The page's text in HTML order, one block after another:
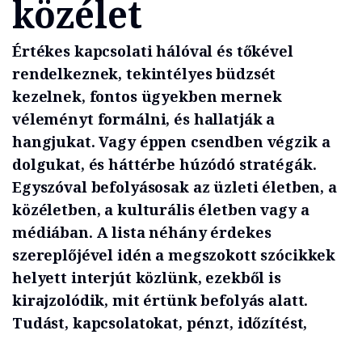
közélet
Értékes kapcsolati hálóval és tőkével
rendelkeznek, tekintélyes büdzsét
kezelnek, fontos ügyekben mernek
véleményt formálni, és hallatják a
hangjukat. Vagy éppen csendben végzik a
dolgukat, és háttérbe húzódó stratégák.
Egyszóval befolyásosak az üzleti életben, a
közéletben, a kulturális életben vagy a
médiában. A lista néhány érdekes
szereplőjével idén a megszokott szócikkek
helyett interjút közlünk, ezekből is
kirajzolódik, mit értünk befolyás alatt.
Tudást, kapcsolatokat, pénzt, időzítést,